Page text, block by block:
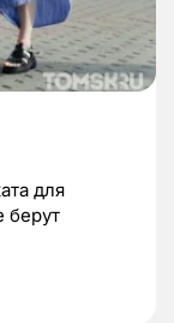
для
берут